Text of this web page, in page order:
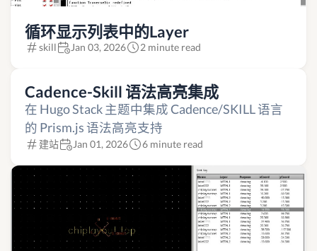
循环显示列表中的Layer
skill Jan 03, 2026 2 minute read
Cadence-Skill 语法高亮集成
在 Hugo Stack 主题中集成 Cadence/SKILL 语言
的 Prism.js 语法高亮支持
建站 Jan 01, 2026 6 minute read